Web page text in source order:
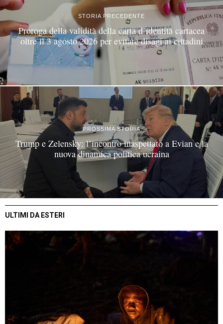
STORIA PRECEDENTE
Proroga della validità della carta d’identità cartacea
oltre il 3 agosto 2026 per evitare disagi ai cittadini
PROSSIMA STORIA
Trump e Zelensky: l’incontro inaspettato a Evian e la
nuova dinamica politica ucraina
ULTIMI DA ESTERI